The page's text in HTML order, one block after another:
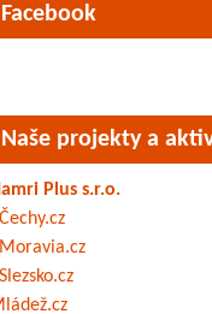
Facebook
Naše projekty a
Plus s.r.o.